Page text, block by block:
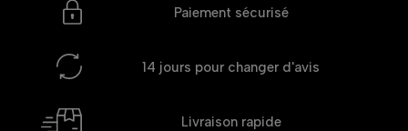
Paiement sécurisé
14 jours pour changer d'avis
Livraison rapide